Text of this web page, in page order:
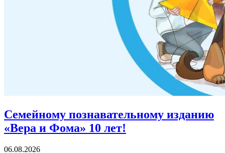
Семейному познавательному изданию
«Вера и Фома» 10 лет!
06.08.2026